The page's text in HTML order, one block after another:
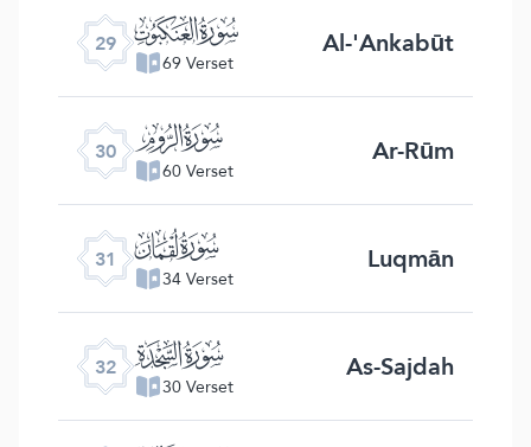
29 ﮩ
69 Verset Al-'Ankabūt
30 ﮪ
60 Verset Ar-Rūm
31 ﮫ
34 Verset Luqmān
32 ﮬ
30 Verset As-Sajdah